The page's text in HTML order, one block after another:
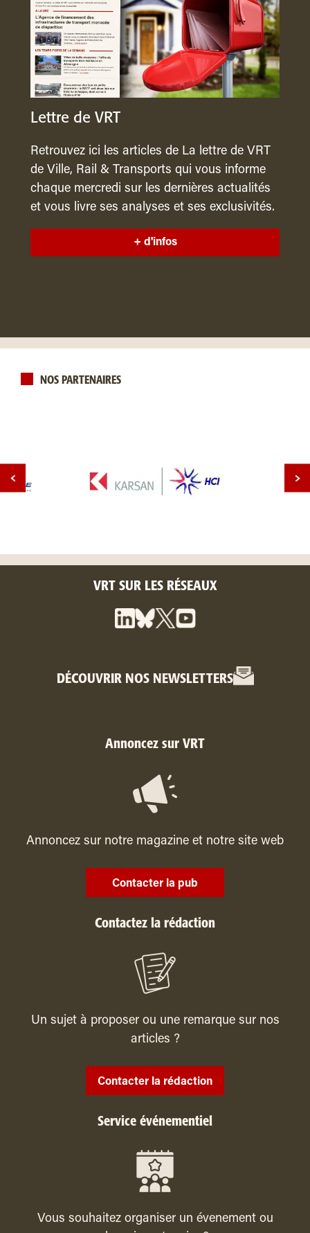
Lettre de VRT
Retrouvez ici les articles de La lettre de VRT
de Ville, Rail & Transports qui vous informe
chaque mercredi sur les dernières actualités
et vous livre ses analyses et ses exclusivités.
+ d'infos
NOS PARTENAIRES
VRT SUR LES RÉSEAUX
DÉCOUVRIR NOS NEWSLETTERS
Annoncez sur VRT
Annoncez sur notre magazine et notre site web
Contacter la pub
Contactez la rédaction
Un sujet à proposer ou une remarque sur nos
articles ?
Contacter la rédaction
Service événementiel
Vous souhaitez organiser un évenement ou